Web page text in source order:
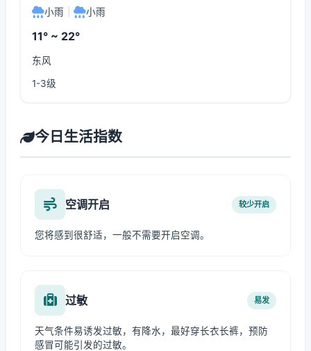
小雨 小雨
11° ~ 22°
东风
1-3级
今日生活指数
空调开启 较少开启
您将感到很舒适，一般不需要开启空调。
过敏 易发
天气条件易诱发过敏，有降水，最好穿长衣长裤，预防
感冒可能引发的过敏。